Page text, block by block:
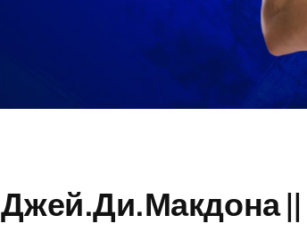
Джей.Ди.Макдона ||